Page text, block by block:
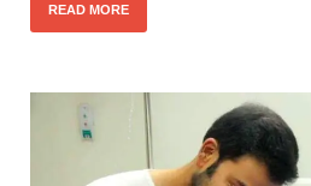
READ MORE